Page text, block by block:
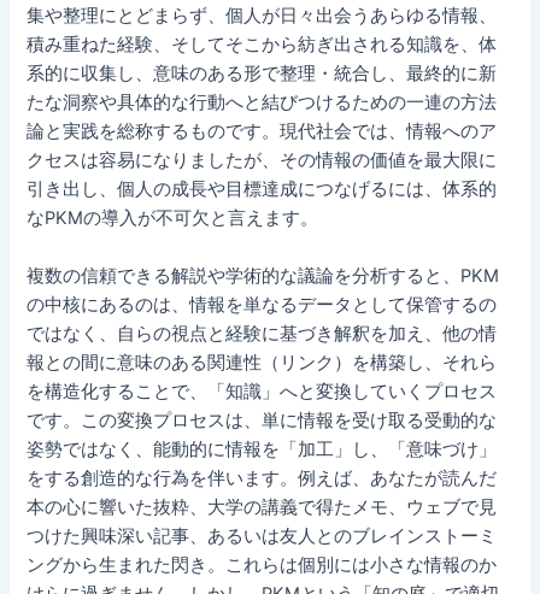
集や整理にとどまらず、個人が日々出会うあらゆる情報、
積み重ねた経験、そしてそこから紡ぎ出される知識を、体
系的に収集し、意味のある形で整理・統合し、最終的に新
たな洞察や具体的な行動へと結びつけるための一連の方法
論と実践を総称するものです。現代社会では、情報へのア
クセスは容易になりましたが、その情報の価値を最大限に
引き出し、個人の成長や目標達成につなげるには、体系的
なPKMの導入が不可欠と言えます。
複数の信頼できる解説や学術的な議論を分析すると、PKM
の中核にあるのは、情報を単なるデータとして保管するの
ではなく、自らの視点と経験に基づき解釈を加え、他の情
報との間に意味のある関連性（リンク）を構築し、それら
を構造化することで、「知識」へと変換していくプロセス
です。この変換プロセスは、単に情報を受け取る受動的な
姿勢ではなく、能動的に情報を「加工」し、「意味づけ」
をする創造的な行為を伴います。例えば、あなたが読んだ
本の心に響いた抜粋、大学の講義で得たメモ、ウェブで見
つけた興味深い記事、あるいは友人とのブレインストーミ
ングから生まれた閃き。これらは個別には小さな情報のか